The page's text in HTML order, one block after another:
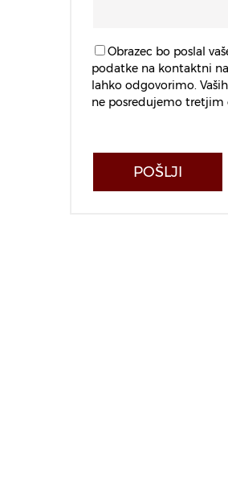
Obrazec bo poslal
podatke na kontaktni
lahko odgovorimo.
ne posredujemo tretjim
POŠLJI